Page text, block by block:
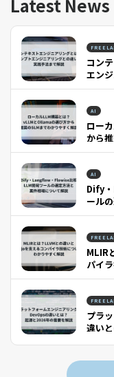
Latest News
コン
エン
AI
ロー
から
AI
Dify
ール
MLIR
パイ
プラ
違い